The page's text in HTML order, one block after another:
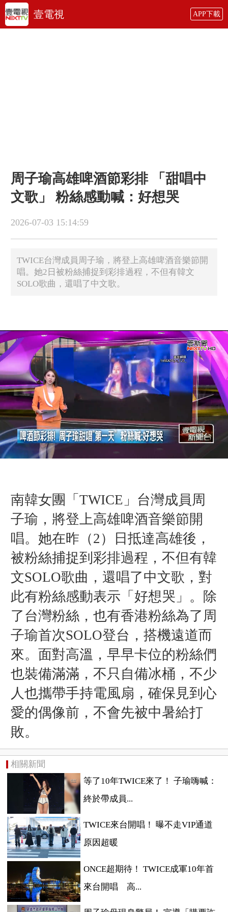
壹電視 APP下載
周子瑜高雄啤酒節彩排 「甜唱中
文歌」 粉絲感動喊：好想哭
2026-07-03 15:14:59
TWICE台灣成員周子瑜，將登上高雄啤酒音樂節開
唱。她2日被粉絲捕捉到彩排過程，不但有韓文
SOLO歌曲，還唱了中文歌。
南韓女團「TWICE」台灣成員周
子瑜，將登上高雄啤酒音樂節開
唱。她在昨（2）日抵達高雄後，
被粉絲捕捉到彩排過程，不但有韓
文SOLO歌曲，還唱了中文歌，對
此有粉絲感動表示「好想哭」。除
了台灣粉絲，也有香港粉絲為了周
子瑜首次SOLO登台，搭機遠道而
來。面對高溫，早早卡位的粉絲們
也裝備滿滿，不只自備冰桶，不少
人也攜帶手持電風扇，確保見到心
愛的偶像前，不會先被中暑給打
敗。
相關新聞
等了10年TWICE來了！ 子瑜嗨喊：
終於帶成員...
TWICE來台開唱！ 曝不走VIP通道
原因超暖
ONCE超期待！ TWICE成軍10年首
來台開唱 高...